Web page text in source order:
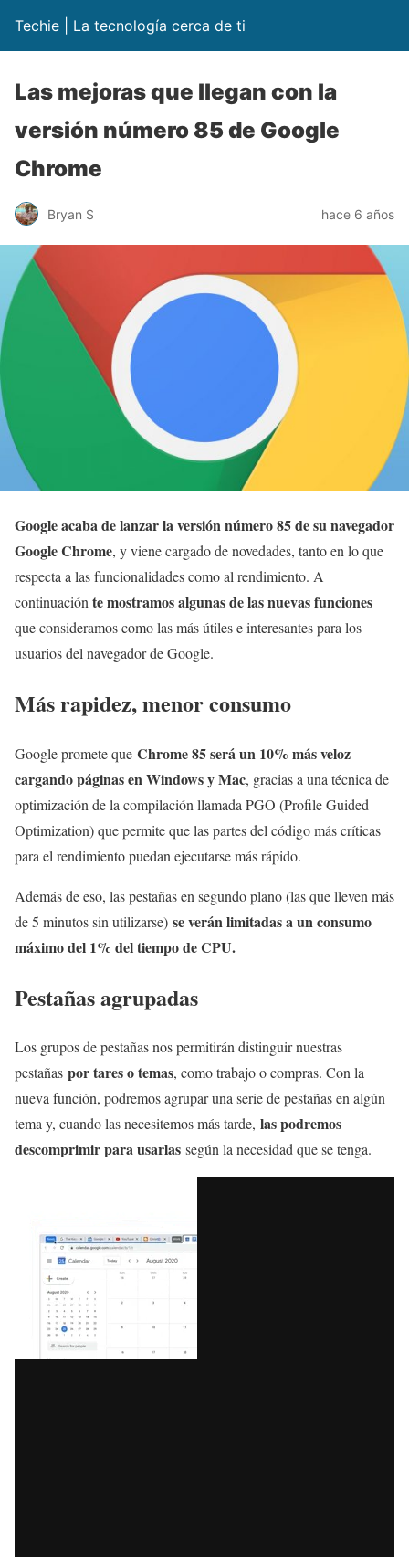
Techie | La tecnología cerca de ti
Las mejoras que llegan con la
versión número 85 de Google
Chrome
Bryan S hace 6 años
Google acaba de lanzar la versión número 85 de su navegador
Google Chrome, y viene cargado de novedades, tanto en lo que
respecta a las funcionalidades como al rendimiento. A
continuación te mostramos algunas de las nuevas funciones
que consideramos como las más útiles e interesantes para los
usuarios del navegador de Google.
Más rapidez, menor consumo
Google promete que Chrome 85 será un 10% más veloz
cargando páginas en Windows y Mac, gracias a una técnica de
optimización de la compilación llamada PGO (Profile Guided
Optimization) que permite que las partes del código más críticas
para el rendimiento puedan ejecutarse más rápido.
Además de eso, las pestañas en segundo plano (las que lleven más
de 5 minutos sin utilizarse) se verán limitadas a un consumo
máximo del 1% del tiempo de CPU.
Pestañas agrupadas
Los grupos de pestañas nos permitirán distinguir nuestras
pestañas por tares o temas, como trabajo o compras. Con la
nueva función, podremos agrupar una serie de pestañas en algún
tema y, cuando las necesitemos más tarde, las podremos
descomprimir para usarlas según la necesidad que se tenga.